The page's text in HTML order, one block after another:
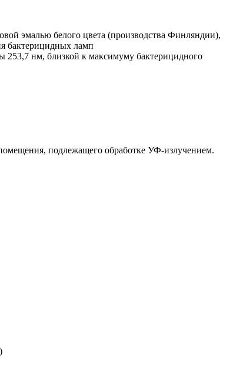
эмалью белого цвета (производства Финляндии),
бактерицидных ламп
253,7 нм, близкой к максимуму бактерицидного
подлежащего обработке УФ-излучением.